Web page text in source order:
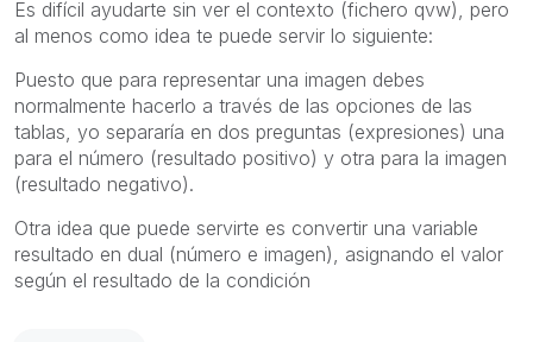
Es difícil ayudarte sin ver el contexto (fichero qvw), pero
al menos como idea te puede servir lo siguiente:
Puesto que para representar una imagen debes
normalmente hacerlo a través de las opciones de las
tablas, yo separaría en dos preguntas (expresiones) una
para el número (resultado positivo) y otra para la imagen
(resultado negativo).
Otra idea que puede servirte es convertir una variable
resultado en dual (número e imagen), asignando el valor
según el resultado de la condición